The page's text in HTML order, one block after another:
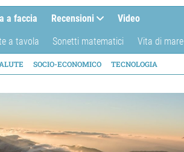
a faccia Recensioni Video
a tavola Sonetti matematici Vita di mare
SOCIO-ECONOMICO TECNOLOGIA